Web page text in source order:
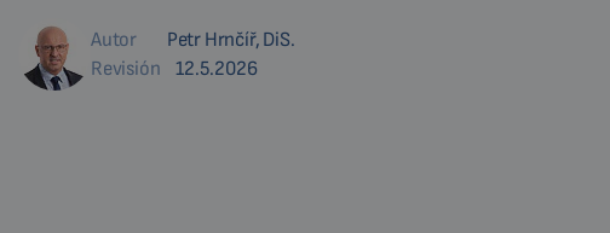
Autor
Petr Hrnčíř, DiS.
Revisión
12.5.2026